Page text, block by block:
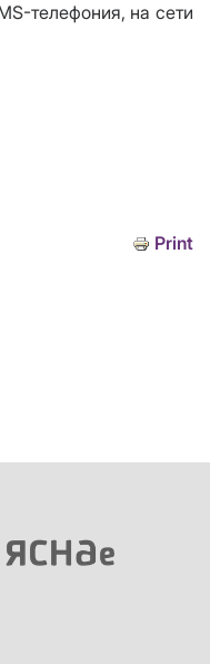
телефония, на сети
Print